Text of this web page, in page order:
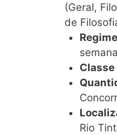
(Geral,
de
Rio